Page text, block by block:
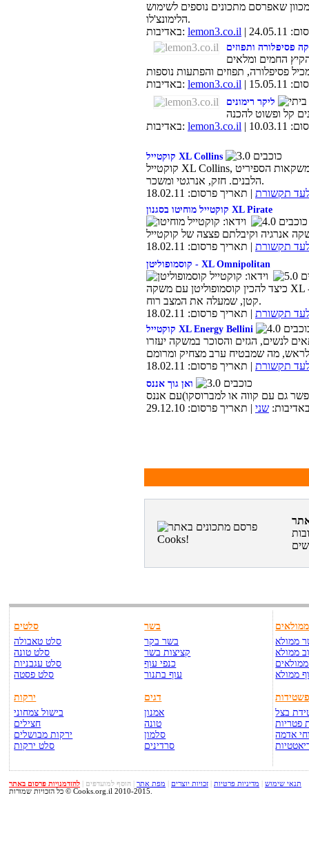
שאפרסם מתכונים נוספים לשימוש
הלימונצ'לו.
באדיבות: lemon3.co.il
פסיפלורה ותפוזים
החמים ומלאים
באדיבות: lemon3.co.il
ליקר רימונים
באדיבות: lemon3.co.il
קוקטייל XL Collins
קוקטייל XL Collins, המתאים למי שאוהב את משקאות הספיריט
הלבנים. חזק, אנרגטי ומשכר.
תקשורת | תאריך פרסום: 18.02.11
קוקטייל מוחיטו בסגנון XL Pirate
תקשורת | תאריך פרסום: 18.02.11
קוסמופוליטן - XL Omnipolitan
כיצד להכין קוסמופוליטן עם משקה XL - קוקטייל הבית של סקס והעיר הגדולה עם טוויסט
קטן, שמעלה את המצב רוח.
תקשורת | תאריך פרסום: 18.02.11
קוקטייל XL Energy Bellini
לנשים, הגזים והסוכר במשקה יעזרו
תקשורת | תאריך פרסום: 18.02.11
ואן גוך אננס
שני | תאריך פרסום: 29.12.10
סלטים
סלט טאבולה
סלט טונה
סלט עגבניות
סלט פסטה
ירקות
בישול צמחוני
חצילים
ירקות מבושלים
סלט ירקות
בשר
בשר בקר
קציצות בשר
כנפי עוף
עוף בתנור
דגים
אמנון
טונה
סלמון
סרדינים
ממולאים
ממולא
ממולא
ממולא
בצל
פטריות
אדמה
תנאי שימוש מדיניות פרטיות זכויות יוצרים מפת אתר הוסף למועדפים
להזדמנויות פרסום באתר
כל הזכויות שמורות © Cooks.org.il 2010-2015.